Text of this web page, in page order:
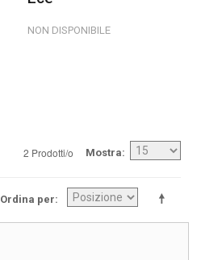
NON DISPONIBILE
2 Prodotti/o Mostra
Ordina per